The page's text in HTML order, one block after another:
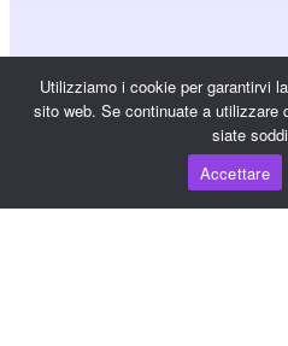
Risorse
Hub della conoscenza
Utilizziamo i cookie per garantirvi
sito web. Se continuate a utilizzare
siate
Accettare